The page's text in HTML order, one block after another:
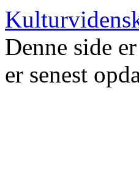
Denne side
er senest